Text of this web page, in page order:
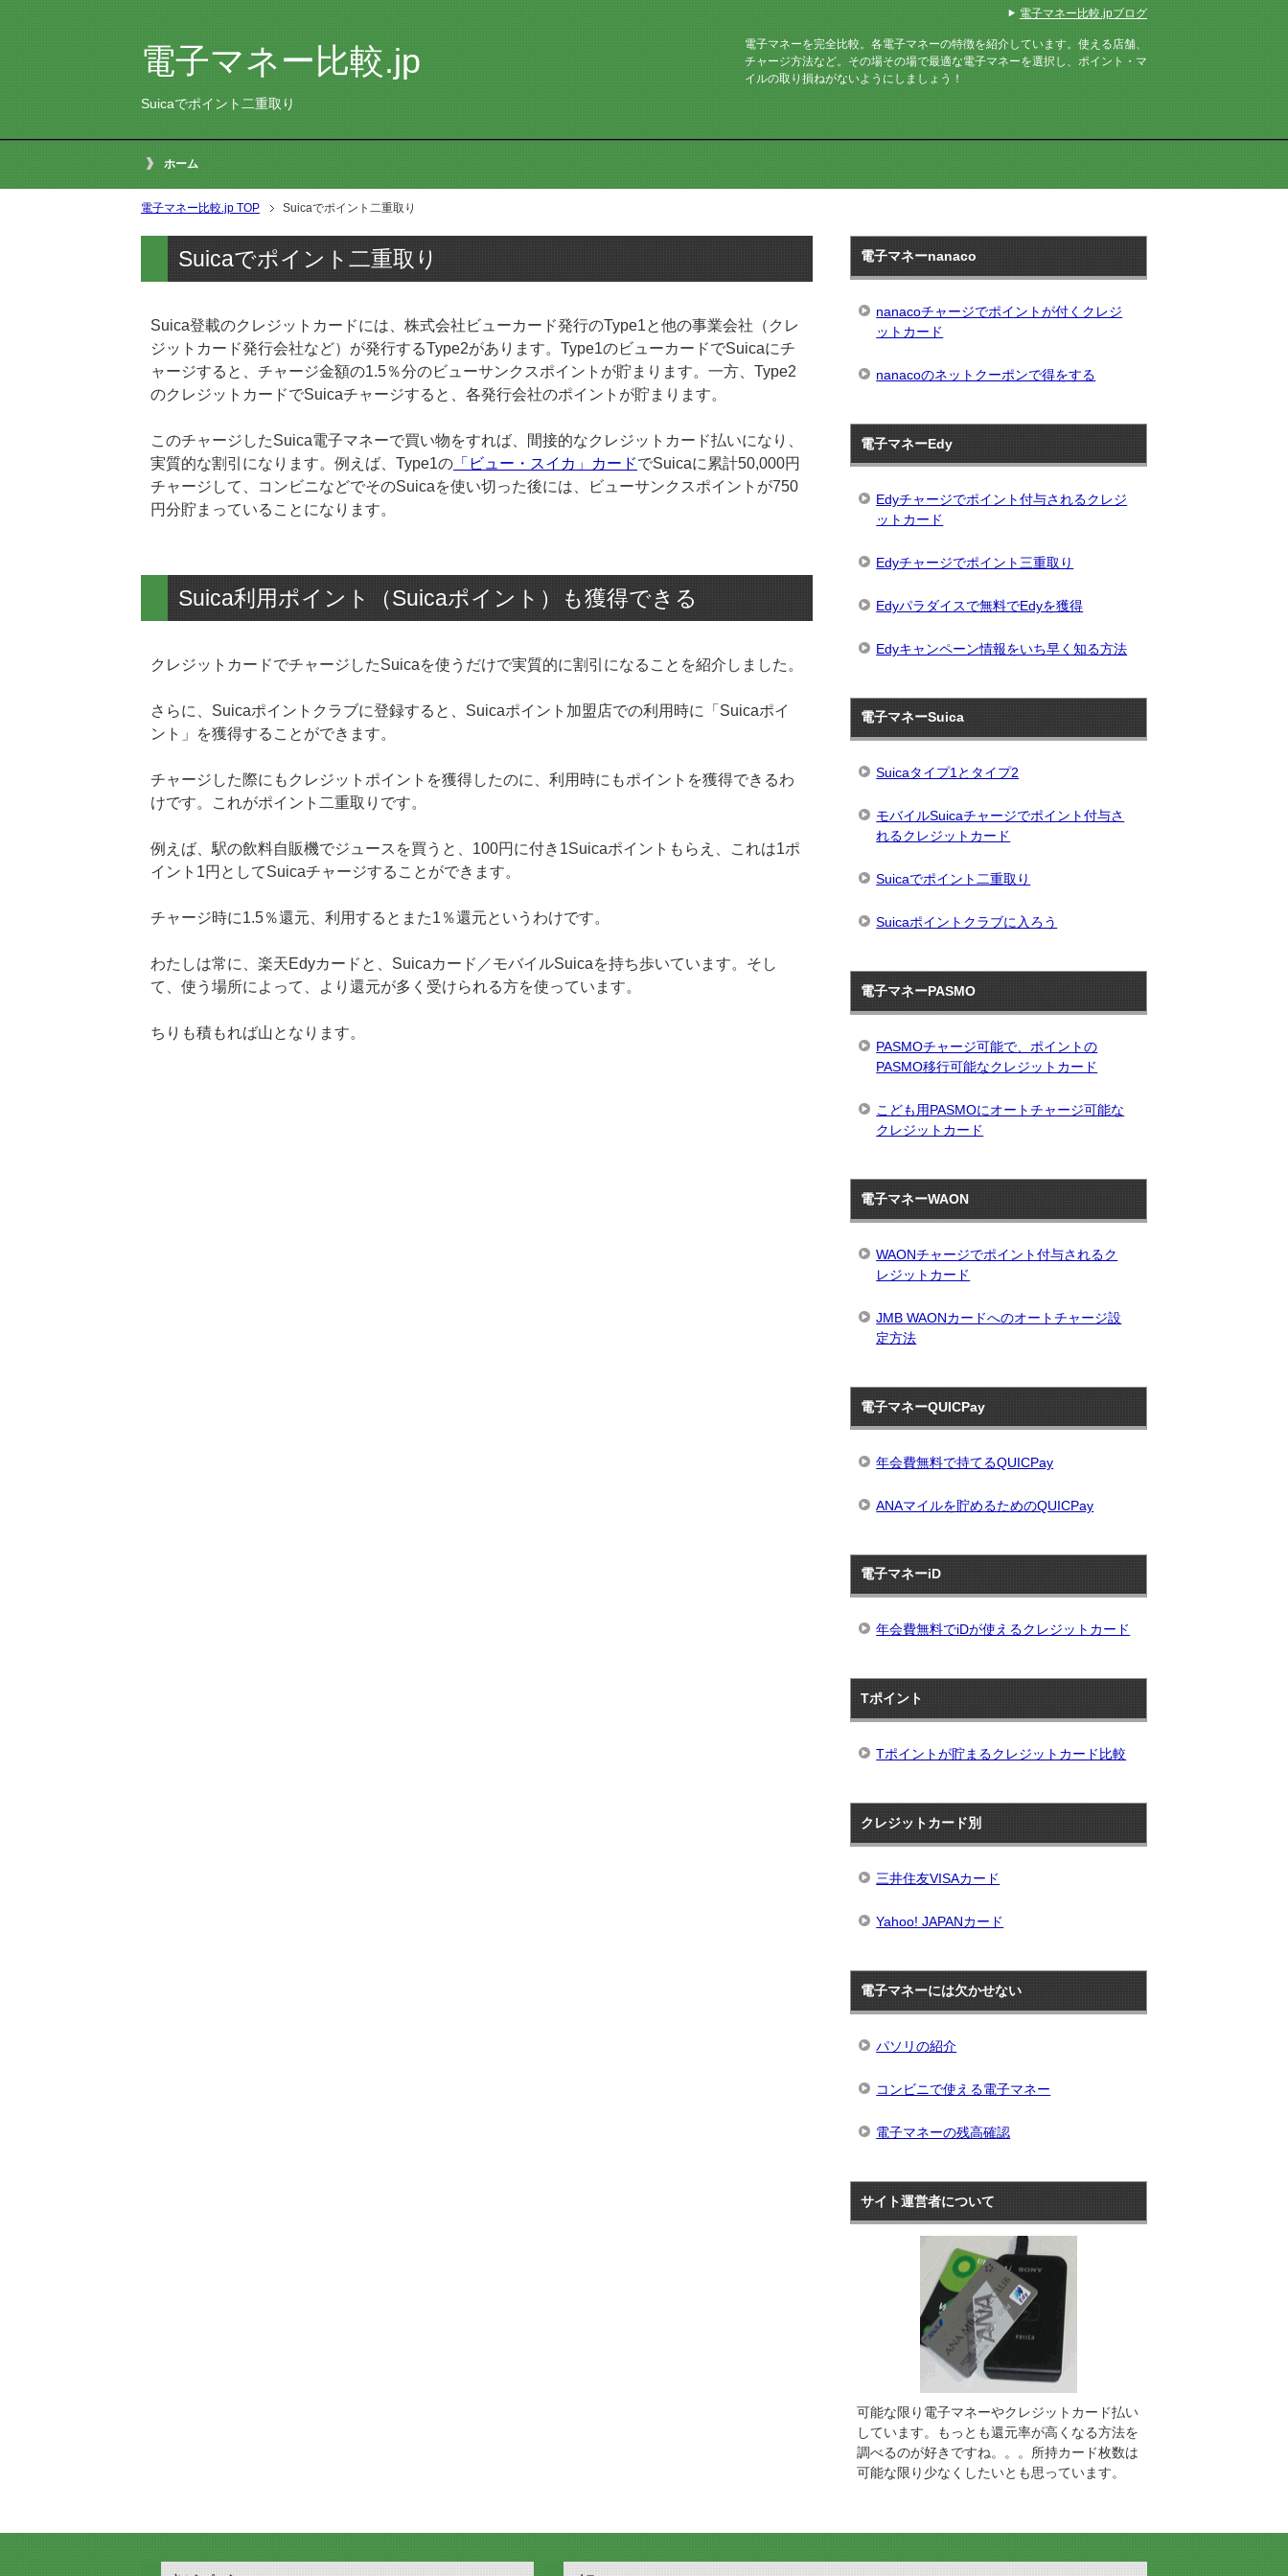
電子マネー比較.jp
Suicaでポイント二重取り
電子マネーを完全比較。各電子マネーの特徴を紹介しています。使える店舗、
チャージ方法など。その場その場で最適な電子マネーを選択し、ポイント・マ
イルの取り損ねがないようにしましょう！
ホーム
電子マネー比較.jp TOP Suicaでポイント二重取り
Suicaでポイント二重取り
Suica登載のクレジットカードには、株式会社ビューカード発行のType1と他の事業会社（クレ
ジットカード発行会社など）が発行するType2があります。Type1のビューカードでSuicaにチ
ャージすると、チャージ金額の1.5％分のビューサンクスポイントが貯まります。一方、Type2
のクレジットカードでSuicaチャージすると、各発行会社のポイントが貯まります。
このチャージしたSuica電子マネーで買い物をすれば、間接的なクレジットカード払いになり、
実質的な割引になります。例えば、Type1の 「ビュー・スイカ」カードでSuicaに累計50,000円
チャージして、コンビニなどでそのSuicaを使い切った後には、ビューサンクスポイントが750
円分貯まっていることになります。
Suica利用ポイント（Suicaポイント）も獲得できる
クレジットカードでチャージしたSuicaを使うだけで実質的に割引になることを紹介しました。
さらに、Suicaポイントクラブに登録すると、Suicaポイント加盟店での利用時に「Suicaポイ
ント」を獲得することができます。
チャージした際にもクレジットポイントを獲得したのに、利用時にもポイントを獲得できるわ
けです。これがポイント二重取りです。
例えば、駅の飲料自販機でジュースを買うと、100円に付き1Suicaポイントもらえ、これは1ポ
イント1円としてSuicaチャージすることができます。
チャージ時に1.5％還元、利用するとまた1％還元というわけです。
わたしは常に、楽天Edyカードと、Suicaカード／モバイルSuicaを持ち歩いています。そし
て、使う場所によって、より還元が多く受けられる方を使っています。
ちりも積もれば山となります。
電子マネーnanaco
nanacoチャージでポイントが付くクレジ
ットカード
nanacoのネットクーポンで得をする
電子マネーEdy
Edyチャージでポイント付与されるクレジ
ットカード
Edyチャージでポイント三重取り
Edyパラダイスで無料でEdyを獲得
Edyキャンペーン情報をいち早く知る方法
電子マネーSuica
Suicaタイプ1とタイプ2
モバイルSuicaチャージでポイント付与さ
れるクレジットカード
Suicaでポイント二重取り
Suicaポイントクラブに入ろう
電子マネーPASMO
PASMOチャージ可能で、ポイントの
PASMO移行可能なクレジットカード
こども用PASMOにオートチャージ可能な
クレジットカード
電子マネーWAON
WAONチャージでポイント付与されるク
レジットカード
JMB WAONカードへのオートチャージ設
定方法
電子マネーQUICPay
年会費無料で持てるQUICPay
ANAマイルを貯めるためのQUICPay
電子マネーiD
年会費無料でiDが使えるクレジットカード
Tポイント
Tポイントが貯まるクレジットカード比較
クレジットカード別
三井住友VISAカード
Yahoo! JAPANカード
電子マネーには欠かせない
パソリの紹介
コンビニで使える電子マネー
電子マネーの残高確認
サイト運営者について
可能な限り電子マネーやクレジットカード払い
しています。もっとも還元率が高くなる方法を
調べるのが好きですね。。。所持カード枚数は
可能な限り少なくしたいとも思っています。
電子マネー比較.jpブログ